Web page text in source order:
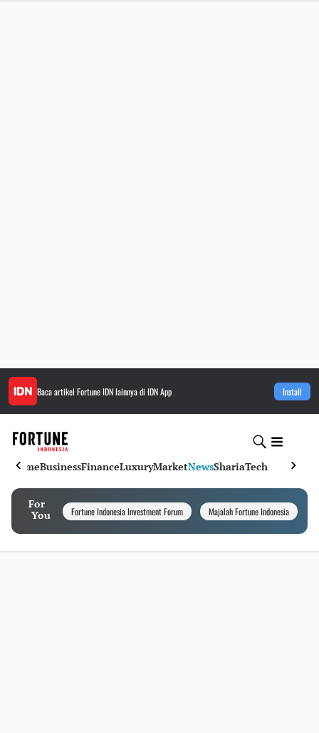
Baca artikel Fortune IDNlainnya di IDN App Install
HomeBusinessFinanceLuxuryMarketNewsShariaTech
For
You
Fortune Indonesia Investment Forum Majalah Fortune Indonesia